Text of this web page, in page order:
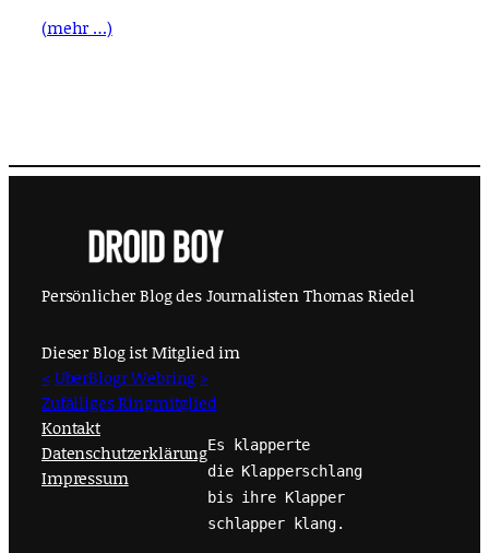
(mehr …)
Persönlicher Blog des Journalisten Thomas Riedel
Dieser Blog ist Mitglied im
< UberBlogr Webring >
Zufälliges Ringmitglied
Kontakt
Datenschutzerklärung
Impressum
Es klapperte
die Klapperschlang
bis ihre Klapper
schlapper klang.